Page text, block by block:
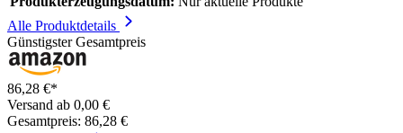
Alle Produktdetails
Günstigster Gesamtpreis
86,28 €*
Versand ab 0,00 €
Gesamtpreis: 86,28 €